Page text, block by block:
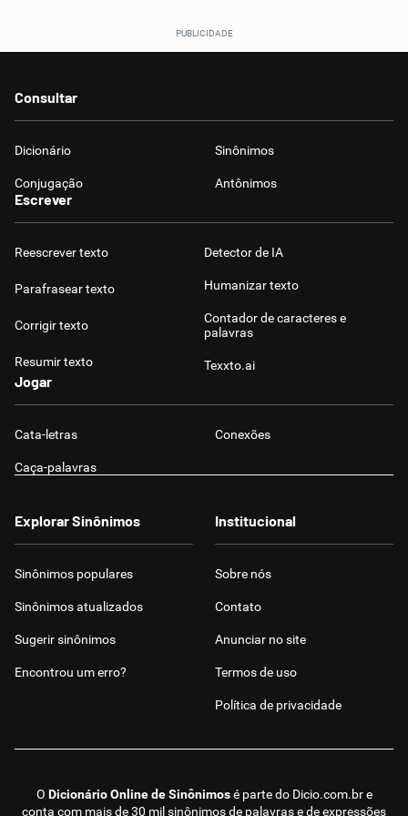
Consultar
Dicionário Sinônimos
Conjugação Antônimos
Escrever
Reescrever texto
Parafrasear texto
Corrigir texto
Resumir texto
Detector de IA
Humanizar texto
Contador de caracteres e
palavras
Texxto.ai
Jogar
Cata-letras Conexões
Caça-palavras
O Dicionário Online de Sinônimosé parte do Dicio.com.bre
conta com mais de 30 mil sinônimos de palavras e de expressões
Explorar Sinônimos
Sinônimos populares
Sinônimos atualizados
Sugerir sinônimos
Encontrou um erro?
Institucional
Sobre nós
Contato
Anunciar no site
Termos de uso
Política de privacidade